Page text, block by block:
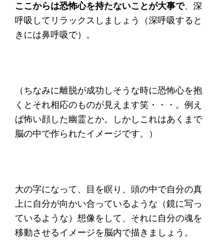
ここからは恐怖心を持たないことが大事で、深
呼吸してリラックスしましょう（深呼吸すると
きには鼻呼吸で）。
（ちなみに離脱が成功しそうな時に恐怖心を抱
くとそれ相応のものが見えます笑・・・。例え
ば怖い顔した幽霊とか。しかしこれはあくまで
脳の中で作られたイメージです。）
大の字になって、目を瞑り、頭の中で自分の真
上に自分が向かい合っているような（鏡に写っ
ているような）想像をして、それに自分の魂を
移動させるイメージを脳内で描きましょう。